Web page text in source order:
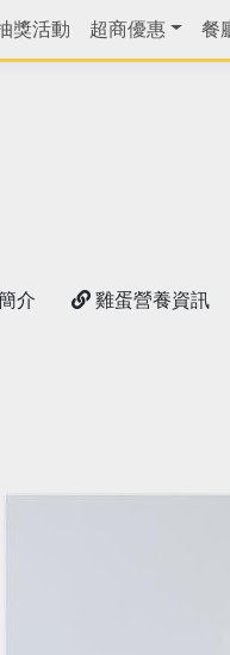
獎活動 超商優惠 餐
介 雞蛋營養資訊